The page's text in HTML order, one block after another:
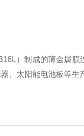
）制成的薄金属膜
、太阳能电池板等生